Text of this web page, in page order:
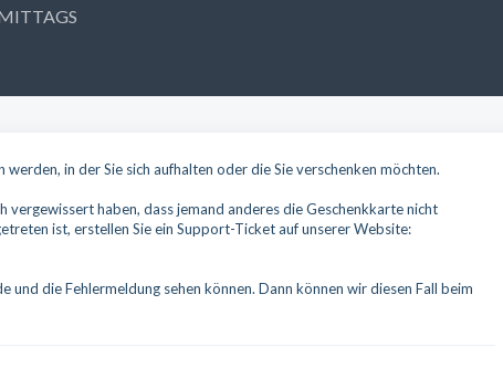
in der Sie sich aufhalten oder die Sie verschenken möchten.
vergewissert haben, dass jemand anderes die Geschenkkarte nicht
ist, erstellen Sie ein Support-Ticket auf unserer Website:
und die Fehlermeldung sehen können. Dann können wir diesen Fall beim